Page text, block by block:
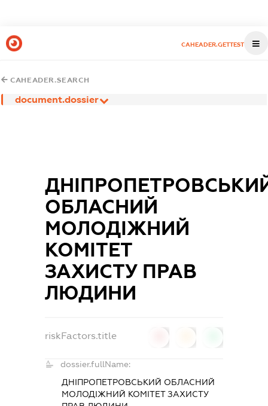
CAHEADER.GETTEST
CAHEADER.SEARCH
document.dossier
ОБЛАСНИЙ
МОЛОДІЖНИЙ
КОМІТЕТ
ЗАХИСТУ ПРАВ
ЛЮДИНИ
riskFactors.title
dossier.fullName:
ДНІПРОПЕТРОВСЬКИЙ ОБЛАСНИЙ
МОЛОДІЖНИЙ КОМІТЕТ ЗАХИСТУ